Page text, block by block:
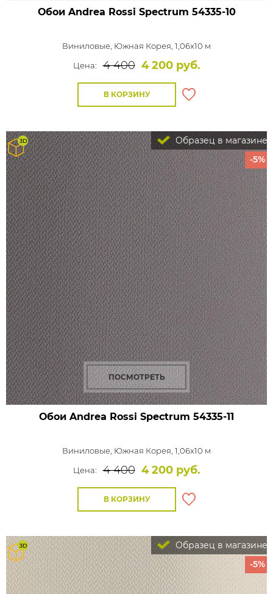
Обои Andrea Rossi Spectrum 54335-10
Виниловые, Южная Корея, 1,06x10 м
Цена:
4 400 4 200 руб.
В КОРЗИНУ
Образец в магазине
-5%
ПОСМОТРЕТЬ
Обои Andrea Rossi Spectrum 54335-11
Виниловые, Южная Корея, 1,06x10 м
Цена:
4 400 4 200 руб.
В КОРЗИНУ
Образец в магазине
-5%